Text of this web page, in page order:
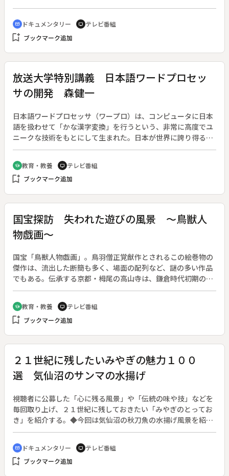
cinematic_blur ドキュメンタリー tv テレビ番組
bookmark_add ブックマーク追加
放送大学特別講義 日本語ワードプロセッ
サの開発 森健一
日本語ワードプロセッサ（ワープロ）は、コンピュータに日本
語を扱わせて「かな漢字変換」を行うという、非常に高度でユ
ニークな技術をもとにして生まれた。日本が世界に誇り得るこ
の技術開発の経緯を詳しく紹介する。東芝が１９７１年に開発
に着手した新しい日本語タイプライタ。しかし、コンピュータ
で日本語を扱うには、同音異義語、漢字プリンタ、ディスプレ
イなど、乗り越えるべき壁がいくつもあった。講師は東芝テッ
授。
school 教育・教養 tv テレビ番組
bookmark_add ブックマーク追加
国宝探訪 失われた遊びの風景 ～鳥獣人
物戯画～
国宝「鳥獣人物戯画」。鳥羽僧正覚猷作とされるこの絵巻物の
傑作は、流出した断簡も多く、場面の配列など、謎の多い作品
でもある。伝承する京都・栂尾の高山寺は、鎌倉時代初期の高
僧、明恵上人の開基であるが、３００年後の戦国の争乱で火を
放たれ、焼け跡から書画を拾い集めたという記録が、同寺の
「華厳宗祖師絵伝」の裏書きにある。修復の跡や江戸時代の模
写との対比から、「鳥獣人物戯画」もこの時の戦火に遭い、長
る。◆鳥獣人物戯画【国宝】、明恵上人像【国宝】、華厳宗祖
師絵伝【国宝】（高山寺蔵）
school 教育・教養 tv テレビ番組
bookmark_add ブックマーク追加
２１世紀に残したいみやぎの魅力１００
選 気仙沼のサンマの水揚げ
視聴者に公募した「心に残る風景」や「伝統の味や技」などを
毎回取り上げ、２１世紀に残しておきたい「みやぎのとってお
き」を紹介する。◆今回は気仙沼の秋刀魚の水揚げ風景を紹介
する。
cinematic_blur ドキュメンタリー tv テレビ番組
bookmark_add ブックマーク追加